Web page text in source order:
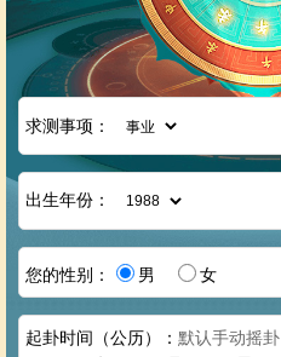
求测事项：
出生年份：
您的性别： 男 女
起卦时间（公历）： 默认手动摇卦